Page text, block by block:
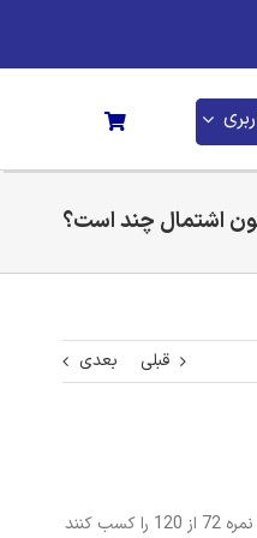
اشتمال چند است؟
قبلی بعدی
تعداد سوالات در آزمون اشتمال دانشگاه آزاد 100 سوال بوده که داوطلبین باید نمره 60 از 100 را کسب کنند اما تعداد سوالات در آزمون دانشگاه ادیان و مذاهب 120 سوال بوده که داوطلبین باید نمره 72 از 120 را کسب کنند